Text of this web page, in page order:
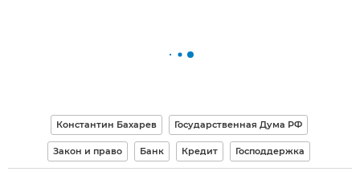
Константин Бахарев Государственная Дума РФ
Закон и право Банк Кредит Господдержка